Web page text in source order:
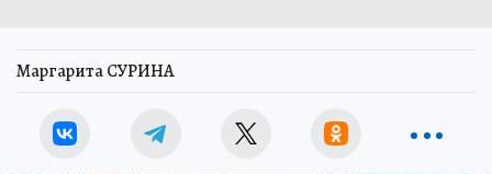
Маргарита СУРИНА